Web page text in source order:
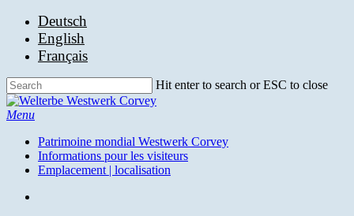
Skip
content
Deutsch
English
Français
Hit enter to search or ESC to close
Close
Search
search
Menu
Patrimoine mondial Westwerk Corvey
Informations pour les visiteurs
Emplacement | localisation